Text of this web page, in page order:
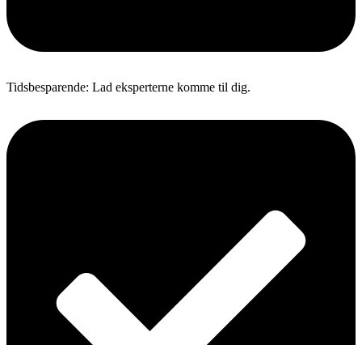
Tidsbesparende: Lad eksperterne komme til dig.